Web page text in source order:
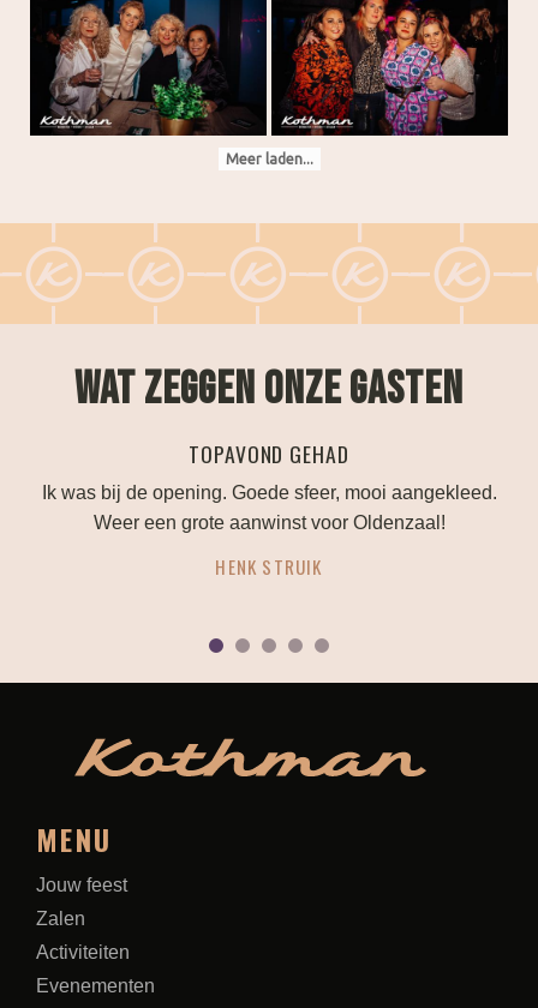
Meer laden...
WAT ZEGGEN ONZE GASTEN
PERFECTE TROUWLOCATIE!
Alles is mogelijk als je je bruiloft hier wilt vieren. Ze
denken mee en geven goed advies.
ANOUK HUTTENHUIS
MENU
Jouw feest
Zalen
Activiteiten
Evenementen